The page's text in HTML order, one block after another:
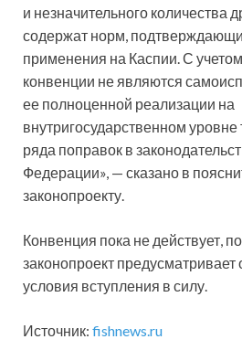
и незначительного количества
содержат норм,
применения на Каспии. С
конвенции не являются
ее полноценной реализации на
внутригосударственном
ряда поправок в
Федерации», — сказано в
законопроекту.
Конвенция пока не действует,
законопроект предусматривает
условия вступления в силу.
Источник: fishnews.ru